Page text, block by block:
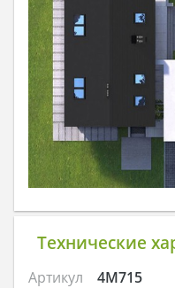
Технические
Артикул
4M715